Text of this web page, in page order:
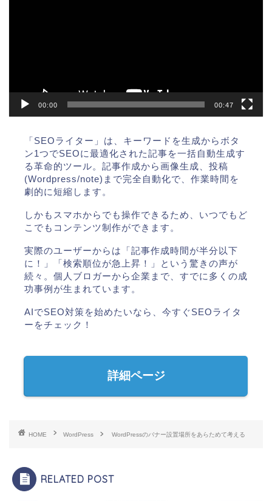
00:00 00:47
「SEOライター」は、キーワードを生成からボタ
ン1つでSEOに最適化された記事を一括自動生成す
る革命的ツール。記事作成から画像生成、投稿
(Wordpress/note)まで完全自動化で、作業時間を
劇的に短縮します。
しかもスマホからでも操作できるため、いつでもど
こでもコンテンツ制作ができます。
実際のユーザーからは「記事作成時間が半分以下
に！」「検索順位が急上昇！」という驚きの声が
続々。個人ブロガーから企業まで、すでに多くの成
功事例が生まれています。
AIでSEO対策を始めたいなら、今すぐSEOライタ
ーをチェック！
詳細ページ
HOME WordPress WordPressのバナー設置場所をあらためて考える
RELATED POST